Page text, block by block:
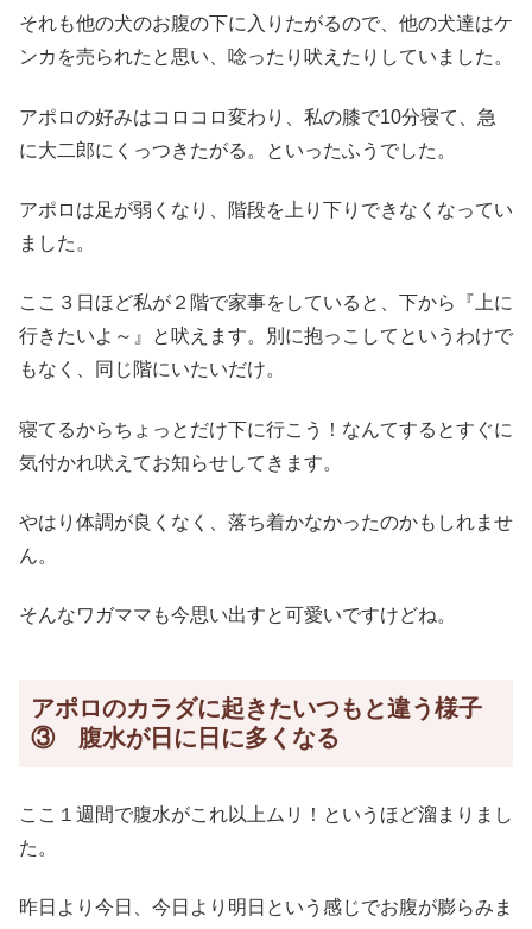
それも他の犬のお腹の下に入りたがるので、他の犬達はケ
ンカを売られたと思い、唸ったり吠えたりしていました。
アポロの好みはコロコロ変わり、私の膝で10分寝て、急
に大二郎にくっつきたがる。といったふうでした。
アポロは足が弱くなり、階段を上り下りできなくなってい
ました。
ここ３日ほど私が２階で家事をしていると、下から『上に
行きたいよ～』と吠えます。別に抱っこしてというわけで
もなく、同じ階にいたいだけ。
寝てるからちょっとだけ下に行こう！なんてするとすぐに
気付かれ吠えてお知らせしてきます。
やはり体調が良くなく、落ち着かなかったのかもしれませ
ん。
そんなワガママも今思い出すと可愛いですけどね。
アポロのカラダに起きたいつもと違う様子
③ 腹水が日に日に多くなる
ここ１週間で腹水がこれ以上ムリ！というほど溜まりまし
た。
昨日より今日、今日より明日という感じでお腹が膨らみま